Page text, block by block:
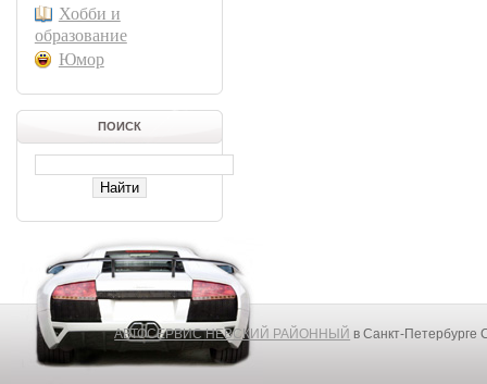
Хобби и
образование
Юмор
ПОИСК
АВТОСЕРВИС НЕВСКИЙ РАЙОННЫЙ в Санкт-Петербурге